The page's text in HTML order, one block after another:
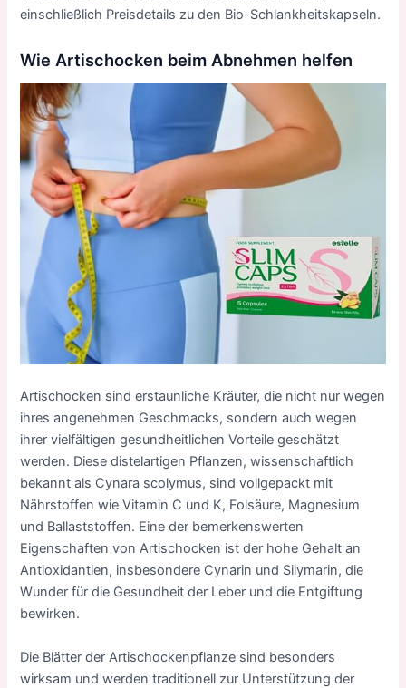
einschließlich Preisdetails zu den Bio-Schlankheitskapseln.
Wie Artischocken beim Abnehmen helfen
Artischocken sind erstaunliche Kräuter, die nicht nur wegen
ihres angenehmen Geschmacks, sondern auch wegen
ihrer vielfältigen gesundheitlichen Vorteile geschätzt
werden. Diese distelartigen Pflanzen, wissenschaftlich
bekannt als Cynara scolymus, sind vollgepackt mit
Nährstoffen wie Vitamin C und K, Folsäure, Magnesium
und Ballaststoffen. Eine der bemerkenswerten
Eigenschaften von Artischocken ist der hohe Gehalt an
Antioxidantien, insbesondere Cynarin und Silymarin, die
Wunder für die Gesundheit der Leber und die Entgiftung
bewirken.
Die Blätter der Artischockenpflanze sind besonders
wirksam und werden traditionell zur Unterstützung der